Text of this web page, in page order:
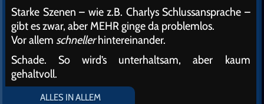
Starke Szenen – wie z.B. Charlys Schlussansprache –
gibt es zwar, aber MEHR ginge da problemlos.
Vor allem schnellerhintereinander.
Schade. So wird’s unterhaltsam, aber kaum
gehaltvoll.
ALLES IN ALLEM